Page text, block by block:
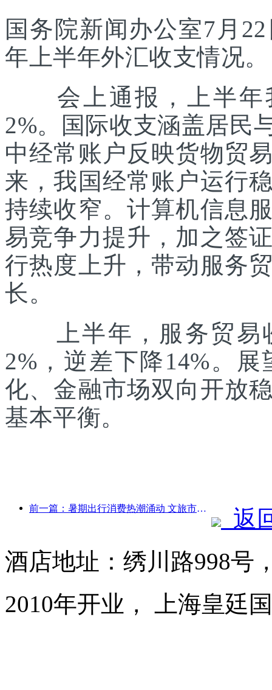
国务院新闻办公室7月
年上半年外汇收支情况。
会上通报，上半年
2%。国际收支涵盖居民
中经常账户反映货物贸
来，我国经常账户运行
持续收窄。计算机信息
易竞争力提升，加之签
行热度上升，带动服务
长。
上半年，服务贸易
2%，逆差下降14%。
化、金融市场双向开放
基本平衡。
前一篇：暑期出行消费热潮涌动 文旅市场创新升级
返
酒店地址：绣川路998号
2010年开业， 上海皇